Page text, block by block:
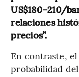
US$180–210/
relaciones
precios”.
En contraste,
probabilidad